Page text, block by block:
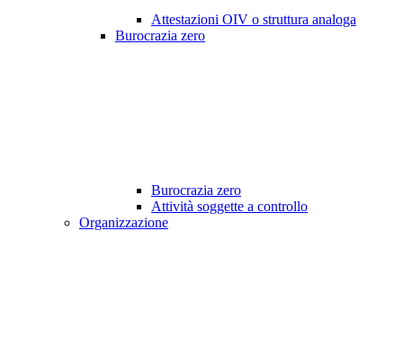
Attestazioni OIV o struttura analoga
Burocrazia zero
Burocrazia zero
Attività soggette a controllo
Organizzazione